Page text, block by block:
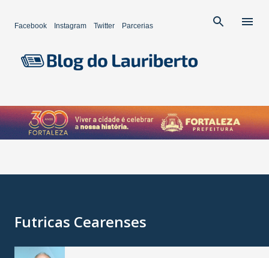
Facebook Instagram Twitter Parcerias
Futricas Cearenses